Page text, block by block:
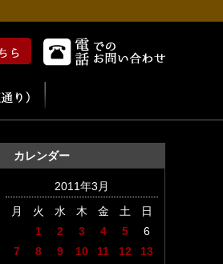
カレンダー
2011年3月
月
火 水 木 金 土 日
1 2 3 4 5
6
7
8 9 10 11 12
13